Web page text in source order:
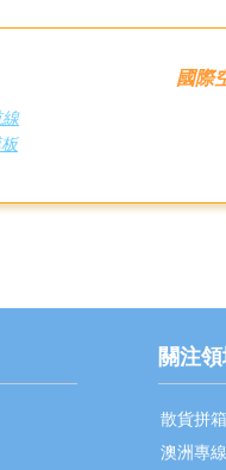
國際
關注
散貨拼箱
澳洲專線